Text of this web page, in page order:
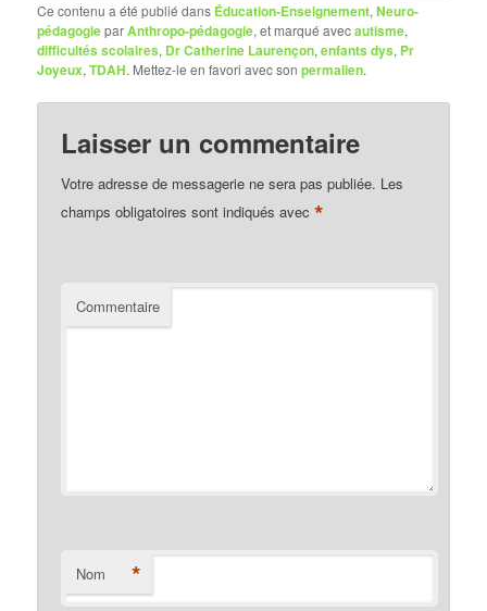
Ce contenu a été publié dans Éducation-Enseignement,Neuro-
pédagogieparAnthropo-pédagogie, et marqué avecautisme,
difficultés scolaires, Dr Catherine Laurençon,enfants dys, Pr
Joyeux,TDAH. Mettez-le en favori avec sonpermalien.
Laisser un commentaire
Votre adresse de messagerie ne sera pas publiée. Les
champs obligatoires sont indiqués avec*
Commentaire
Nom *